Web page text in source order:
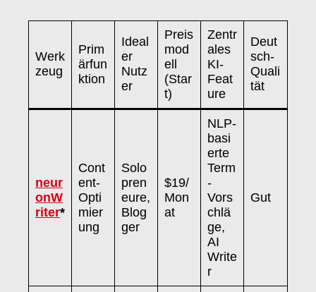
Werk
zeug
Prim
ärfun
ktion
Ideal
er
Nutz
er
Preis
mod
ell
(Star
t)
Zentr
ales
KI-
Feat
ure
Deut
sch-
Quali
tät
neur
onW
riter*
Cont
ent-
Opti
mier
ung
Solo
pren
eure,
Blog
ger
$19/
Mon
at
NLP-
basi
erte
Term
-
Vors
chlä
ge,
AI
Write
r
Gut